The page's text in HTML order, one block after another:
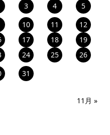
3 4
5
10 11
12
17 18
19
24 25
26
31
11月 »